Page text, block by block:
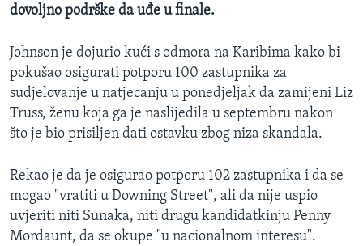
dovoljno podrške da uđe u finale.
Johnson je dojurio kući s odmora na Karibima kako bi
pokušao osigurati potporu 100 zastupnika za
sudjelovanje u natjecanju u ponedjeljak da zamijeni Liz
Truss, ženu koja ga je naslijedila u septembru nakon
što je bio prisiljen dati ostavku zbog niza skandala.
Rekao je da je osigurao potporu 102 zastupnika i da se
mogao "vratiti u Downing Street", ali da nije uspio
uvjeriti niti Sunaka, niti drugu kandidatkinju Penny
Mordaunt, da se okupe "u nacionalnom interesu".